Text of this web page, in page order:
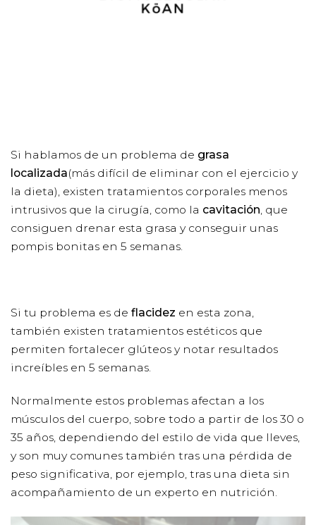
Si hablamos de un problema de grasa
localizada(más difícil de eliminar con el ejercicio y
la dieta), existen tratamientos corporales menos
intrusivos que la cirugía, como la cavitación , que
consiguen drenar esta grasa y conseguir unas
pompis bonitas en 5 semanas.
Si tu problema es de flacidez en esta zona,
también existen tratamientos estéticos que
permiten fortalecer glúteos y notar resultados
increíbles en 5 semanas.
Normalmente estos problemas afectan a los
músculos del cuerpo, sobre todo a partir de los 30 o
35 años, dependiendo del estilo de vida que lleves,
y son muy comunes también tras una pérdida de
peso significativa, por ejemplo, tras una dieta sin
acompañamiento de un experto en nutrición.